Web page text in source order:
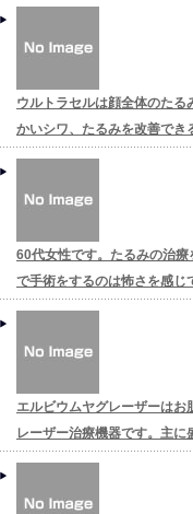
ウルトラセルは顔全体のたる
かいシワ、たるみを改善で
60代女性です。たるみの治
で手術をするのは怖さを感
エルビウムヤグレーザーはお
レーザー治療機器です。主